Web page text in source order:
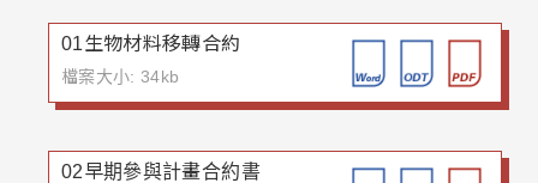
01生物材料移轉合約
檔案大小: 34kb
02早期參與計畫合約書